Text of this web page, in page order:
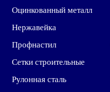
Оцинкованный металл
Нержавейка
Профнастил
Сетки строительные
Рулонная сталь